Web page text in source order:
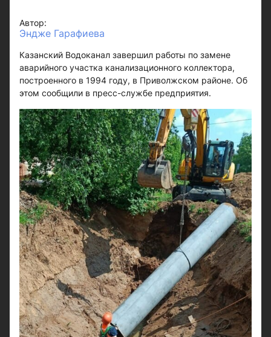
Автор:
Эндже Гарафиева
Казанский Водоканал завершил работы по замене
аварийного участка канализационного коллектора,
построенного в 1994 году, в Приволжском районе. Об
этом сообщили в пресс-службе предприятия.